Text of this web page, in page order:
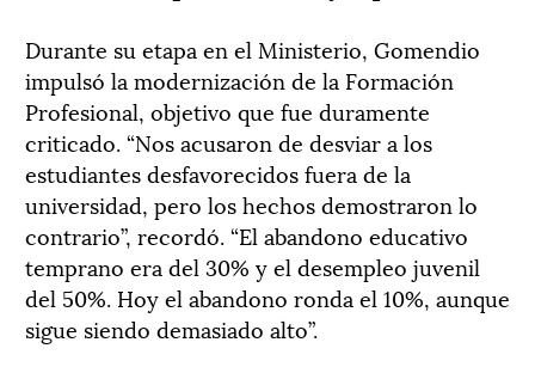
Durante su etapa en el Ministerio, Gomendio
impulsó la modernización de la Formación
Profesional, objetivo que fue duramente
criticado. “Nos acusaron de desviar a los
estudiantes desfavorecidos fuera de la
universidad, pero los hechos demostraron lo
contrario”, recordó. “El abandono educativo
temprano era del 30% y el desempleo juvenil
del 50%. Hoy el abandono ronda el 10%, aunque
sigue siendo demasiado alto”.